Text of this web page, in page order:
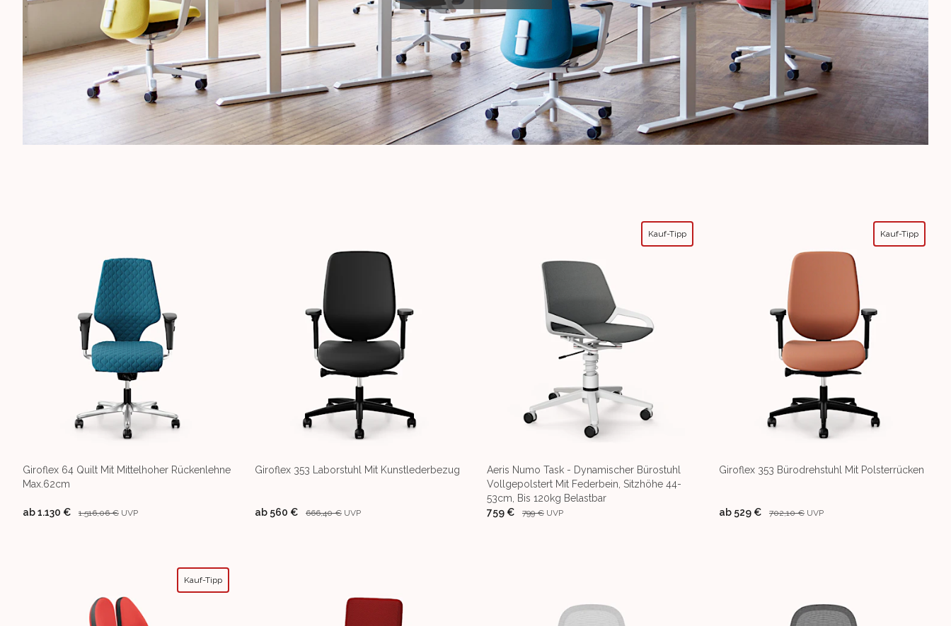
Giroflex 64 Quilt Mit Mittelhoher Rückenlehne
Max.62cm
ab1.130 € 1.516,06 € UVP
Giroflex 353 Laborstuhl Mit Kunstlederbezug
ab 560 € 666,40 € UVP
Kauf-Tipp
Aeris Numo Task - Dynamischer Bürostuhl
Vollgepolstert Mit Federbein, Sitzhöhe 44-
53cm, Bis 120kg Belastbar
759 €
799 € UVP
Kauf-Tipp
Giroflex 353 Bürodrehstuhl Mit Polsterrücken
ab 529 € 702,10 € UVP
Kauf-Tipp